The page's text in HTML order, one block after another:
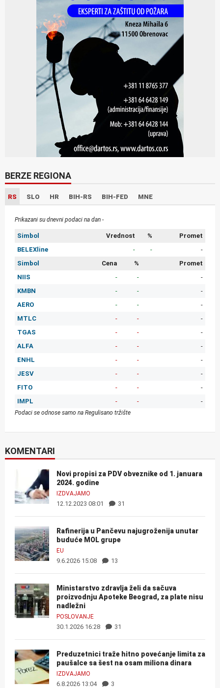
BERZE REGIONA
RS SLO HR BIH-RS BIH-FED MNE
Prikazani su dnevni podaci na dan -
Simbol Vrednost %
Promet
BELEXline
- -
-
Simbol
Cena %
Promet
NIIS
- -
-
KMBN
- -
-
AERO
- -
-
MTLC
- -
-
TGAS
- -
-
ALFA
- -
-
ENHL
- -
-
JESV
- -
-
FITO
- -
-
IMPL
- - -
Podaci se odnose samo na Regulisano tržište
KOMENTARI
Novi propisi za PDV obveznike od 1. januara
2024. godine
IZDVAJAMO
12.12.2023 08:01 31
Rafinerija u Pančevu najugroženija unutar
buduće MOL grupe
EU
9.6.2026 15:08 13
Ministarstvo zdravlja želi da sačuva
proizvodnju Apoteke Beograd, za plate nisu
nadležni
POSLOVANJE
30.1.2026 16:28 31
Preduzetnici traže hitno povećanje limita za
paušalce sa šest na osam miliona dinara
IZDVAJAMO
6.8.2026 13:04 3